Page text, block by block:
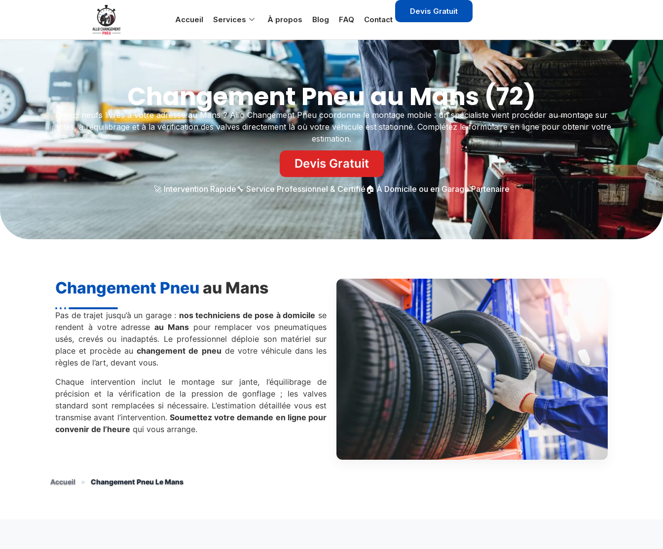
Accueil Services À propos Blog FAQ Contact
Devis Gratuit
Changement Pneu au Mans (72)
Pneus neufs livrés à votre adresse au Mans ? Allo Changement Pneu coordonne le montage mobile : un spécialiste vient procéder au montage sur
jantes, à l’équilibrage et à la vérification des valves directement là où votre véhicule est stationné. Complétez le formulaire en ligne pour obtenir votre
estimation.
Devis Gratuit
🚀 Intervention Rapide🔧 Service Professionnel & Certifié🏠 À Domicile ou en Garage Partenaire
Changement Pneu au Mans
Pas de trajet jusqu’à un garage : nos techniciens de pose à domicile se
rendent à votre adresseau Manspour remplacer vos pneumatiques
usés, crevés ou inadaptés. Le professionnel déploie son matériel sur
place et procède auchangement de pneu de votre véhicule dans les
règles de l’art, devant vous.
Chaque intervention inclut le montage sur jante, l’équilibrage de
précision et la vérification de la pression de gonflage ; les valves
standard sont remplacées si nécessaire. L’estimation détaillée vous est
transmise avant l’intervention. Soumettez votre demande en ligne pour
convenir de l’heure qui vous arrange.
Accueil » Changement Pneu Le Mans